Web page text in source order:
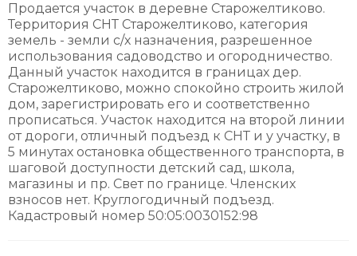
Продается участок в деревне Старожелтиково.
Территория СНТ Старожелтиково, категория
земель - земли с/х назначения, разрешенное
использования садоводство и огородничество.
Данный участок находится в границах дер.
Старожелтиково, можно спокойно строить жилой
дом, зарегистрировать его и соответственно
прописаться. Участок находится на второй линии
от дороги, отличный подъезд к СНТ и у участку, в
5 минутах остановка общественного транспорта, в
шаговой доступности детский сад, школа,
магазины и пр. Свет по границе. Членских
взносов нет. Круглогодичный подъезд.
Кадастровый номер 50:05:0030152:98